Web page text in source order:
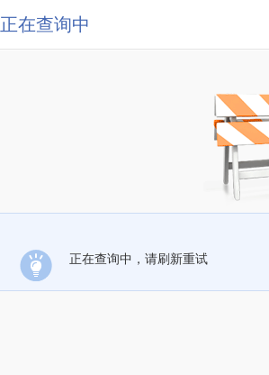
正在查询中
正在查询中，请刷新重试